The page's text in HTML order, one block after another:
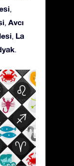
Avcı
La